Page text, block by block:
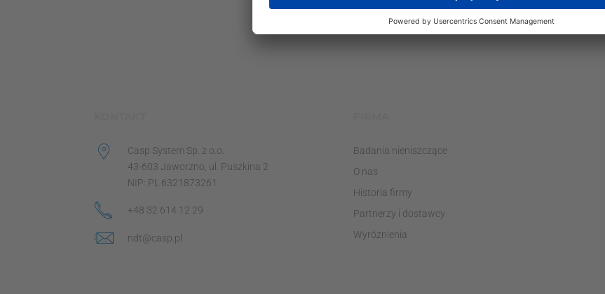
Casp System Sp. z o.o.
43-603 Jaworzno, ul. Puszkina 2
NIP: PL 6321873261
+48 32 614 12 29
ndt@casp.pl
Badania nieniszczące
O nas
Historia firmy
Partnerzy i dostawcy
Wyróżnienia